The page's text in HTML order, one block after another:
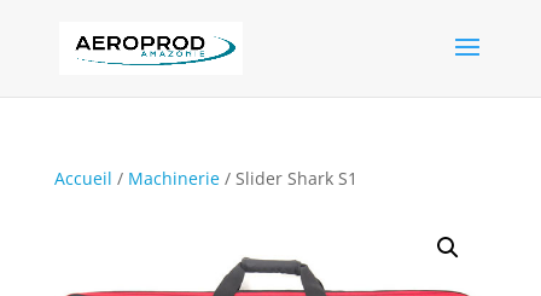
Accueil / Machinerie/ Slider Shark S1